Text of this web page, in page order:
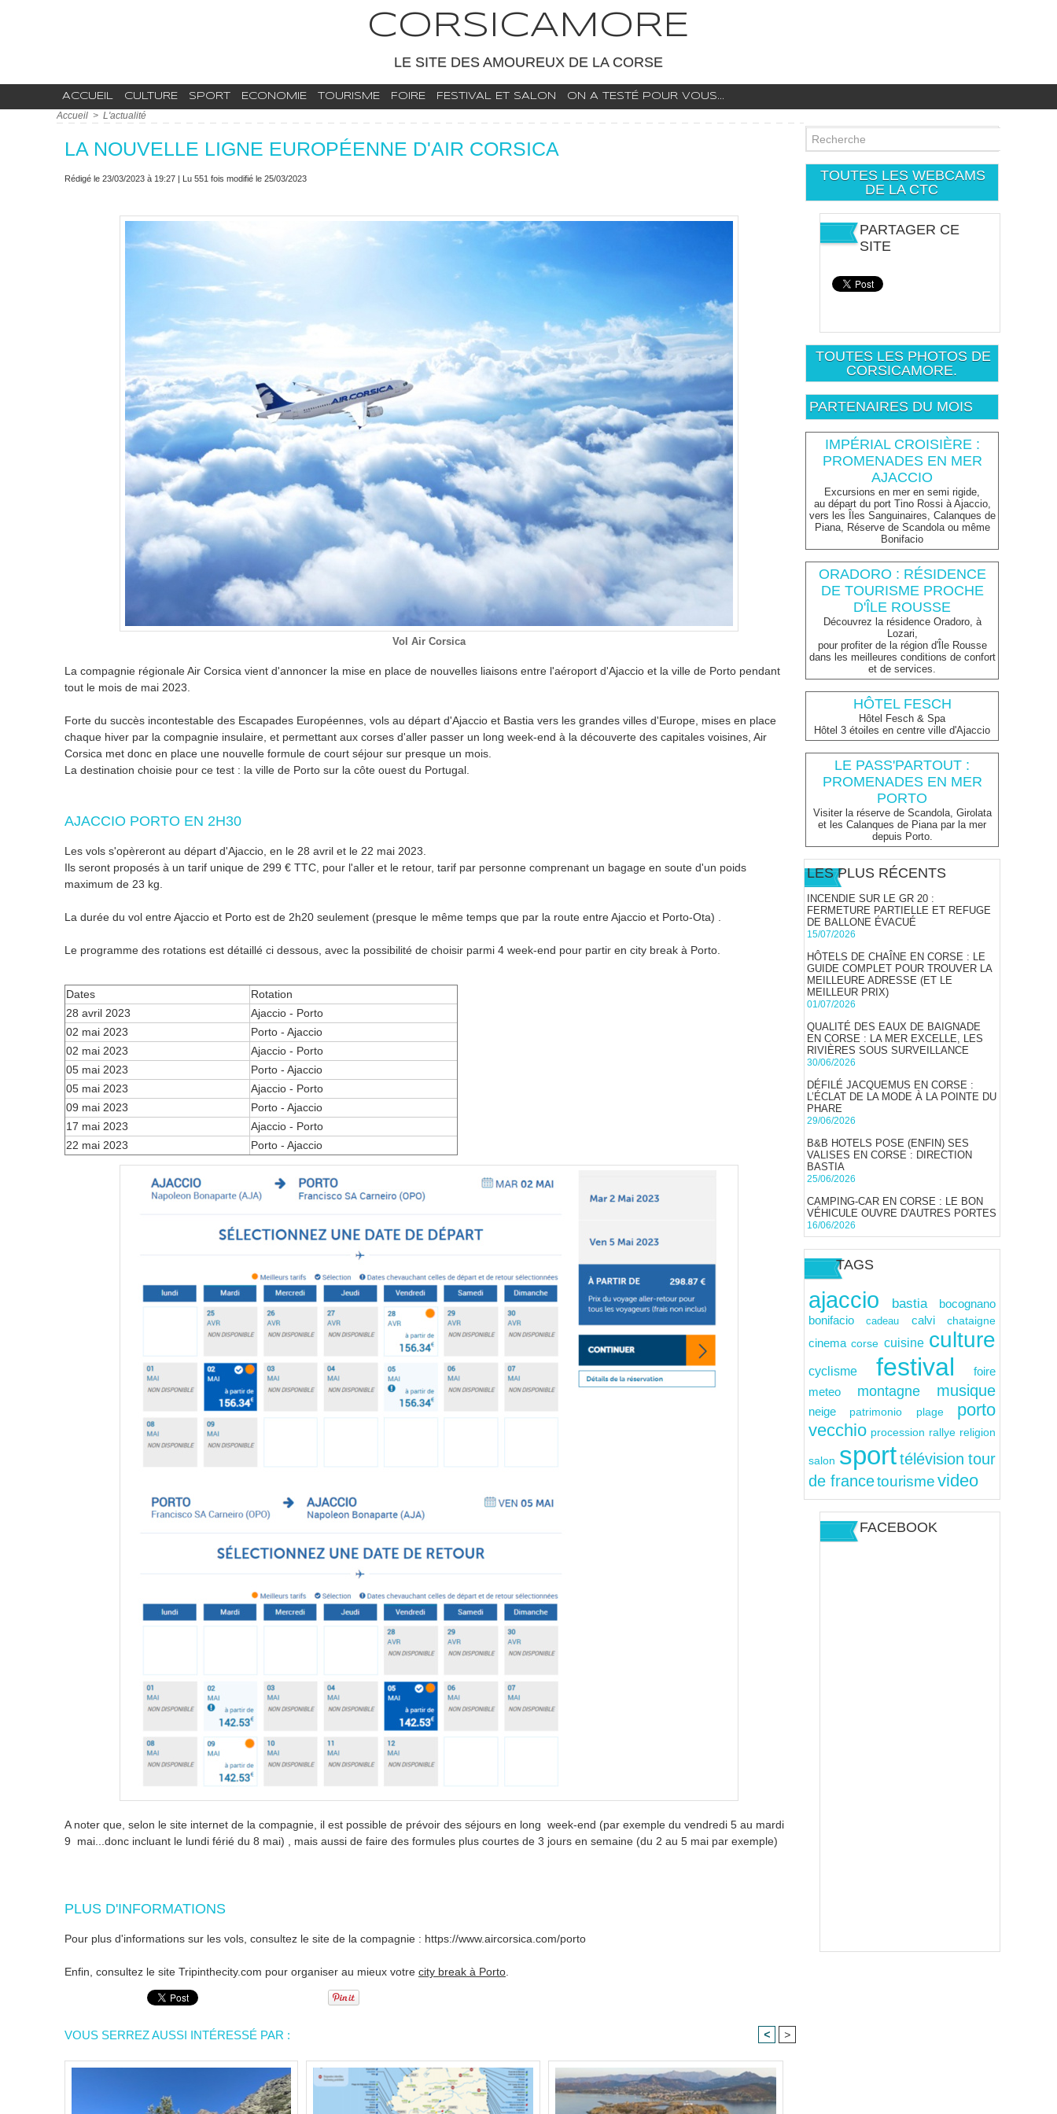
CORSICAMORE
LE SITE DES AMOUREUX DE LA CORSE
ACCUEIL CULTURE SPORT ECONOMIE TOURISME FOIRE FESTIVAL ET SALON ON A TESTÉ POUR VOUS...
Accueil > L'actualité
LA NOUVELLE LIGNE EUROPÉENNE D'AIR CORSICA
Rédigé le 23/03/2023 à 19:27 | Lu 551 fois modifié le 25/03/2023
Vol Air Corsica
La compagnie régionale Air Corsica vient d'annoncer la mise en place de nouvelles liaisons entre l'aéroport d'Ajaccio et la ville de Porto pendant
tout le mois de mai 2023.
Forte du succès incontestable des Escapades Européennes, vols au départ d'Ajaccio et Bastia vers les grandes villes d'Europe, mises en place
chaque hiver par la compagnie insulaire, et permettant aux corses d'aller passer un long week-end à la découverte des capitales voisines, Air
Corsica met donc en place une nouvelle formule de court séjour sur presque un mois.
La destination choisie pour ce test : la ville de Porto sur la côte ouest du Portugal.
AJACCIO PORTO EN 2H30
Les vols s'opèreront au départ d'Ajaccio, en le 28 avril et le 22 mai 2023.
Ils seront proposés à un tarif unique de 299 € TTC, pour l'aller et le retour, tarif par personne comprenant un bagage en soute d'un poids
maximum de 23 kg.
La durée du vol entre Ajaccio et Porto est de 2h20 seulement (presque le même temps que par la route entre Ajaccio et Porto-Ota) .
Le programme des rotations est détaillé ci dessous, avec la possibilité de choisir parmi 4 week-end pour partir en city break à Porto.
Dates
Rotation
28 avril 2023
Ajaccio - Porto
02 mai 2023
Porto - Ajaccio
02 mai 2023
Ajaccio - Porto
05 mai 2023
Porto - Ajaccio
05 mai 2023
Ajaccio - Porto
09 mai 2023
Porto - Ajaccio
17 mai 2023
Ajaccio - Porto
22 mai 2023
Porto - Ajaccio
A noter que, selon le site internet de la compagnie, il est possible de prévoir des séjours en long week-end (par exemple du vendredi 5 au mardi
9 mai...donc incluant le lundi férié du 8 mai) , mais aussi de faire des formules plus courtes de 3 jours en semaine (du 2 au 5 mai par exemple)
PLUS D'INFORMATIONS
Pour plus d'informations sur les vols, consultez le site de la compagnie : https://www.aircorsica.com/porto
Enfin, consultez le site Tripinthecity.com pour organiser au mieux votre city break à Porto
VOUS SERREZ AUSSI INTÉRESSÉ PAR : < >
TOUTES LES WEBCAMS
DE LA CTC
PARTAGER CE
SITE
TOUTES LES PHOTOS DE
CORSICAMORE.
PARTENAIRES DU MOIS
IMPÉRIAL CROISIÈRE :
PROMENADES EN MER
AJACCIO
Excursions en mer en semi rigide,
au départ du port Tino Rossi à Ajaccio,
vers les Îles Sanguinaires, Calanques de
Piana, Réserve de Scandola ou même
Bonifacio
ORADORO : RÉSIDENCE
DE TOURISME PROCHE
D'ÎLE ROUSSE
Découvrez la résidence Oradoro, à
Lozari,
pour profiter de la région d'Île Rousse
dans les meilleures conditions de confort
et de services.
HÔTEL FESCH
Hôtel Fesch & Spa
Hôtel 3 étoiles en centre ville d'Ajaccio
LE PASS'PARTOUT :
PROMENADES EN MER
PORTO
Visiter la réserve de Scandola, Girolata
et les Calanques de Piana par la mer
depuis Porto.
LES PLUS RÉCENTS
INCENDIE SUR LE GR 20 :
FERMETURE PARTIELLE ET REFUGE
DE BALLONE ÉVACUÉ
15/07/2026
HÔTELS DE CHAÎNE EN CORSE : LE
GUIDE COMPLET POUR TROUVER LA
MEILLEURE ADRESSE (ET LE
MEILLEUR PRIX)
01/07/2026
QUALITÉ DES EAUX DE BAIGNADE
EN CORSE : LA MER EXCELLE, LES
RIVIÈRES SOUS SURVEILLANCE
30/06/2026
DÉFILÉ JACQUEMUS EN CORSE :
L’ÉCLAT DE LA MODE À LA POINTE DU
PHARE
29/06/2026
B&B HOTELS POSE (ENFIN) SES
VALISES EN CORSE : DIRECTION
BASTIA
25/06/2026
CAMPING-CAR EN CORSE : LE BON
VÉHICULE OUVRE D'AUTRES PORTES
16/06/2026
TAGS
ajaccio bastia bocognano
bonifacio cadeau calvi chataigne
cinema corse cuisine culture
cyclisme festival foire
meteo montagne musique
neige patrimonio plage
porto
vecchio procession rallye religion
salon sport télévision tour
de francetourismevideo
FACEBOOK